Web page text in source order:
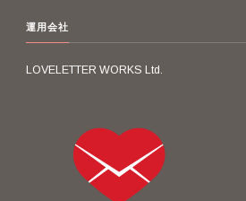
運用会社
LOVELETTER WORKS Ltd.